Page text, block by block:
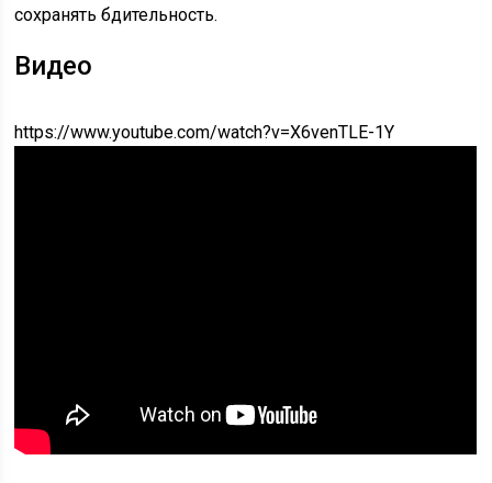
сохранять бдительность.
Видео
https://www.youtube.com/watch?v=X6venTLE-1Y